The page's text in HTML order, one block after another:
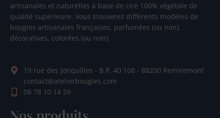
artisanales et naturelles à base de cire 100% végétale de
qualité supérieure. Vous trouverez différents modèles de
bougies artisanales françaises, parfumées (ou non),
décoratives, colorées (ou non).
19 rue des Jonquilles - B.P. 40 108 - 88200 Remiremont
contact@atelierbougies.com
06 78 10 14 59